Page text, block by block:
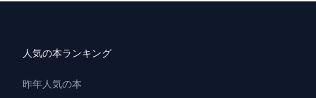
人気の本ランキング
昨年人気の本